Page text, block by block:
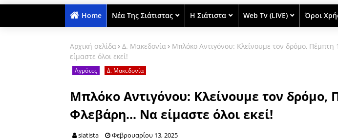
Home Νέα Της Σιάτιστας Η Σιάτιστα Web Tv (LIVE) Όροι
Αρχική σελίδα Δ. Μακεδονία
Μπλόκο Αντιγόνου: Κλείνουμε τον δρόμο,
είμαστε όλοι εκεί!
Αγρότες Δ. Μακεδονία
Μπλόκο Αντιγόνου: Κλείνουμε τον δρόμο,
Φλεβάρη... Να είμαστε όλοι εκεί!
siatista Φεβρουαρίου 13, 2025